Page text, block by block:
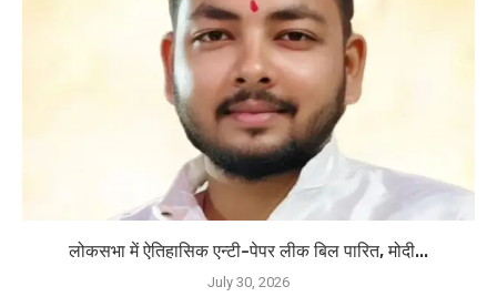
लोकसभा में ऐतिहासिक एन्टी-पेपर लीक बिल पारित, मोदी...
July 30, 2026